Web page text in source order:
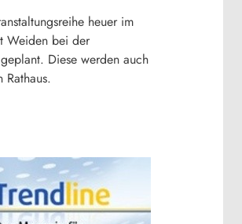
heuer im
Weiden bei der
Diese werden auch